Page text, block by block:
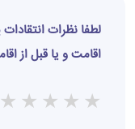
لطفا نظرات
اقامت و یا قبل از
★
★
★
★
★